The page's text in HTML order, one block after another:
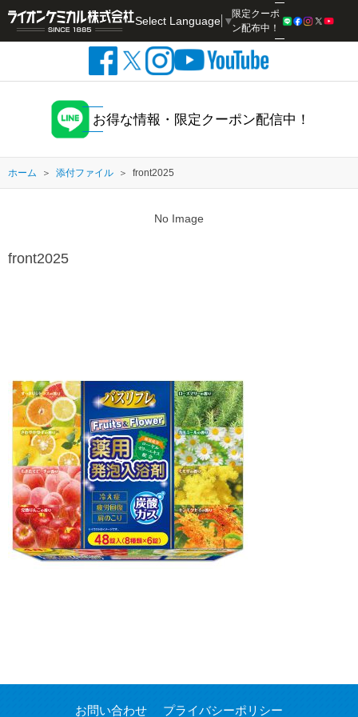
Select Language ▼
限定クーポ
ン配布中！
お得な情報・限定クーポン配信中！
ホーム 添付ファイル front2025
No Image
front2025
お問い合わせ プライバシーポリシー
検索